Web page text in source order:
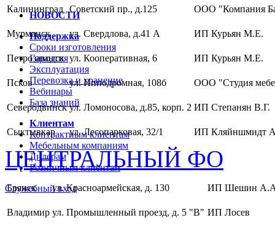
НОВОСТИ
Поддержка
Сроки изготовления
Гарантия
Эксплуатация
Перевозка и хранение
Вебинары
База знаний
Клиентам
Контрактным клиентам
Мебельным компаниям
Дилерам
Розничным клиентам
Служебный вход
Калининград Советский пр., д.125 ООО "Компания
Мурманск ул. Свердлова, д.41 А ИП Курьян М.Е.
Петрозаводск ул. Кооперативная, 6 ИП Курьян М.Е.
Псков ул. Ипподромная, 108б ООО "Студия
Северодвинск ул. Ломоносова, д.85, корп. 2 ИП Степанян В.Г.
Сыктывкар ул. Лесопарковая, 32/1 ИП Кляйншмидт
ЦЕНТРАЛЬНЫЙ ФО
Брянск ул. Красноармейская, д. 130 ИП Шешин
Владимир ул. Промышленный проезд, д. 5 "В" ИП Лосев